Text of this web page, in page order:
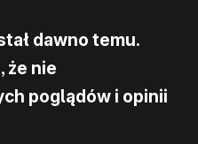
dawno temu.
że nie
poglądów i opinii